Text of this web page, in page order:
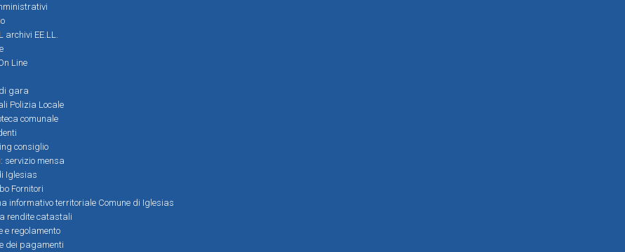
archivi EE.LL.
Line
gara
Polizia Locale
comunale
consiglio
servizio mensa
Iglesias
Fornitori
informativo territoriale Comune di Iglesias
rendite catastali
e regolamento
dei pagamenti